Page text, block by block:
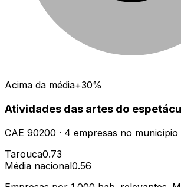
Acima da média+30%
Atividades das artes do
CAE 90200 · 4 empresas no município
Tarouca0.73
Média nacional0.56